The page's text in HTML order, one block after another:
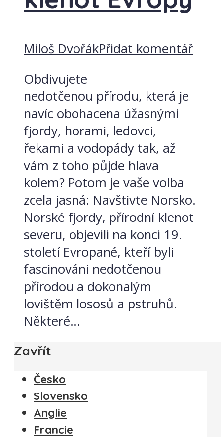
Miloš DvořákPřidat komentář
Obdivujete
nedotčenou přírodu, která je
navíc obohacena úžasnými
fjordy, horami, ledovci,
řekami a vodopády tak, až
vám z toho půjde hlava
kolem? Potom je vaše volba
zcela jasná: Navštivte Norsko.
Norské fjordy, přírodní klenot
severu, objevili na konci 19.
století Evropané, kteří byli
fascinováni nedotčenou
přírodou a dokonalým
lovištěm lososů a pstruhů.
Některé...
Zavřít
Česko
Slovensko
Anglie
Francie